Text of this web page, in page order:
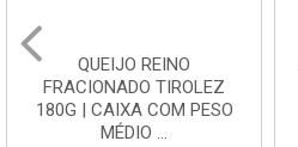
QUEIJO REINO
FRACIONADO TIROLEZ
180G | CAIXA COM PESO
MÉDIO ...